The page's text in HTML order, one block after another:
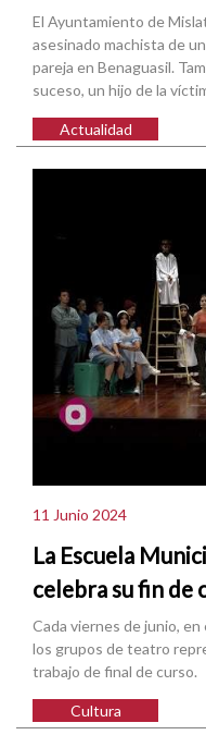
El Ayuntamiento de
asesinado machista de
pareja en Benaguasil.
suceso, un hijo de la
Actualidad
11 Junio 2024
La Escuela
celebra su fin de
Cada viernes de junio,
los grupos de teatro
trabajo de final de curso.
Cultura